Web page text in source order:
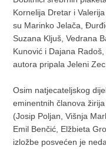
Kornelija Dretar i
su Marinko Jelača,
Suzana Kljuš, Vedrana
Kunović i Dajana
autora pripala Jeleni Zec.
Osim natjecateljskog
eminentnih članova
(Josip Poljan, Višnja
Emil Benčić, Elžbieta
izložbe posvećen je